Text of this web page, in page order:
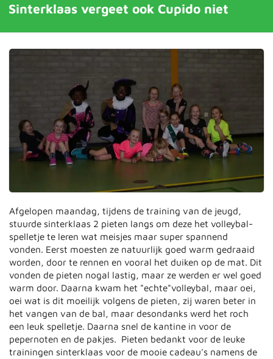
Sinterklaas vergeet ook Cupido niet
Afgelopen maandag, tijdens de training van de jeugd,
stuurde sinterklaas 2 pieten langs om deze het volleybal-
spelletje te leren wat meisjes maar super spannend
vonden. Eerst moesten ze natuurlijk goed warm gedraaid
worden, door te rennen en vooral het duiken op de mat. Dit
vonden de pieten nogal lastig, maar ze werden er wel goed
warm door. Daarna kwam het "echte"volleybal, maar oei,
oei wat is dit moeilijk volgens de pieten, zij waren beter in
het vangen van de bal, maar desondanks werd het roch
een leuk spelletje. Daarna snel de kantine in voor de
pepernoten en de pakjes. Pieten bedankt voor de leuke
trainingen sinterklaas voor de mooie cadeau's namens de